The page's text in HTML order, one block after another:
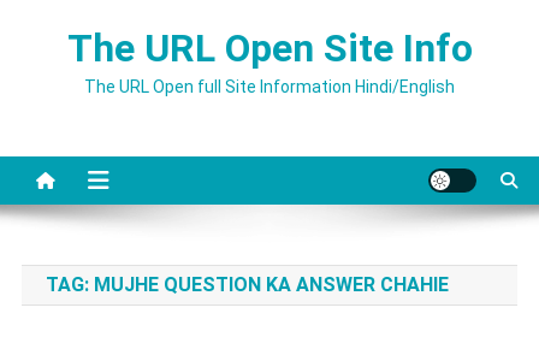
The URL Open Site Info
The URL Open full Site Information Hindi/English
TAG: MUJHE QUESTION KA ANSWER CHAHIE